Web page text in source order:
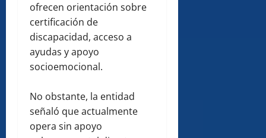
ofrecen orientación sobre
certificación de
discapacidad, acceso a
ayudas y apoyo
socioemocional.
No obstante, la entidad
señaló que actualmente
opera sin apoyo